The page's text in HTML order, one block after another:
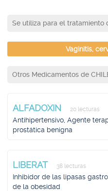
Se utiliza para el tratamiento
Vaginitis,
Otros Medicamentos de
ALFADOXIN 20 lecturas
Antihipertensivo, Agente
prostática benigna
LIBERAT 38 lecturas
Inhibidor de las lipasas
de la obesidad